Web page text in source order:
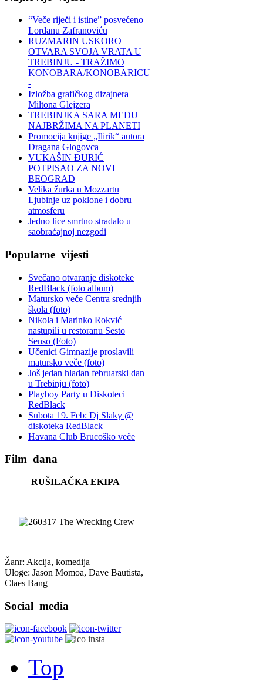
“Veče riječi i istine” posvećeno
Lordanu Zafranoviću
RUZMARIN USKORO
OTVARA SVOJA VRATA U
TREBINJU - TRAŽIMO
KONOBARA/KONOBARICU
-
Izložba grafičkog dizajnera
Miltona Glejzera
TREBINЈKA SARA MEĐU
NAJBRŽIMA NA PLANETI
Promocija knjige „Ilirik“ autora
Dragana Glogovca
VUKAŠIN ĐURIĆ
POTPISAO ZA NOVI
BEOGRAD
Velika žurka u Mozzartu
Ljubinje uz poklone i dobru
atmosferu
Jedno lice smrtno stradalo u
saobraćajnoj nezgodi
Popularne vijesti
Svečano otvaranje diskoteke
RedBlack (foto album)
Matursko veče Centra srednjih
škola (foto)
Nikola i Marinko Rokvić
nastupili u restoranu Sesto
Senso (Foto)
Učenici Gimnazije proslavili
matursko veče (foto)
Još jedan hladan februarski dan
u Trebinju (foto)
Playboy Party u Diskoteci
RedBlack
Subota 19. Feb: Dj Slaky @
diskoteka RedBlack
Havana Club Brucoško veče
Film dana
RUŠILAČKA EKIPA
Žanr: Akcija, komedija
Uloge: Jason Momoa, Dave Bautista,
Claes Bang
Social media
Top